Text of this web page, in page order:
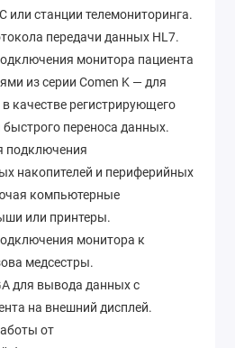
или станции телемониторинга.
передачи данных HL7.
монитора пациента
из серии Comen K — для
качестве регистрирующего
переноса данных.
подключения
накопителей и периферийных
компьютерные
или принтеры.
монитора к
медсестры.
для вывода данных с
на внешний дисплей.
от